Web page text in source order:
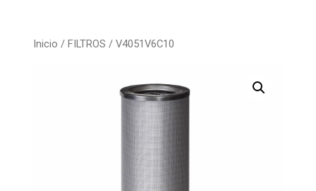
Inicio /FILTROS / V4051V6C10